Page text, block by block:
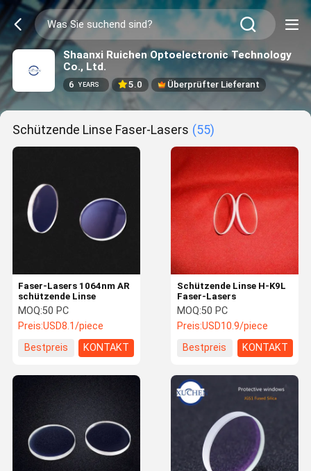
Shaanxi Ruichen Optoelectronic Technology
Co., Ltd.
6 YEARS 5.0 Überprüfter Lieferant
Schützende Linse Faser-Lasers (55)
Faser-Lasers 1064nm AR
schützende Linse
MOQ:50 PC
Preis:USD8.1/piece
Bestpreis
KONTAKT
Schützende Linse H-K9L
Faser-Lasers
MOQ:50 PC
Preis:USD10.9/piece
Bestpreis
KONTAKT